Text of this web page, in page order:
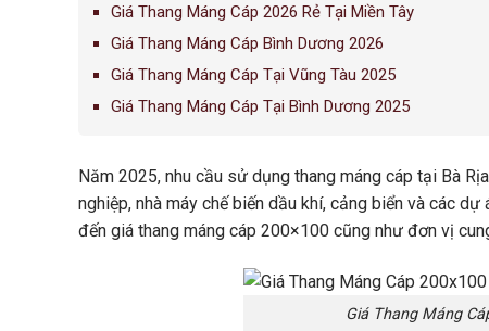
Giá Thang Máng Cáp 2026 Rẻ Tại Miền Tây
Giá Thang Máng Cáp Bình Dương 2026
Giá Thang Máng Cáp Tại Vũng Tàu 2025
Giá Thang Máng Cáp Tại Bình Dương 2025
Năm 2025, nhu cầu sử dụng thang máng cáp tại Bà
nghiệp, nhà máy chế biến dầu khí, cảng biển và các
đến giá thang máng cáp 200×100 cũng như đơn vị
Giá Thang Máng